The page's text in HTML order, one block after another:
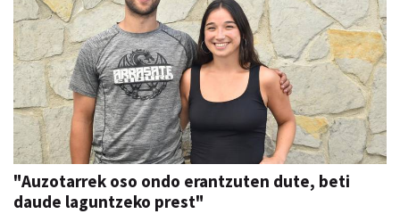
"Auzotarrek oso ondo erantzuten dute, beti
daude laguntzeko prest"